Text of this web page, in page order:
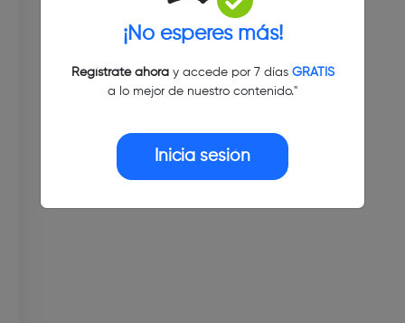
¡No esperes más!
Regístrate ahoray accede por 7 días GRATIS
a lo mejor de nuestro contenido."
Inicia sesión